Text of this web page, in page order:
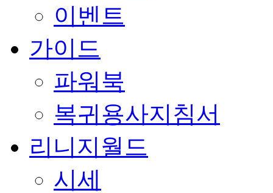
이벤트
가이드
파워북
복귀용사지침서
리니지월드
시세